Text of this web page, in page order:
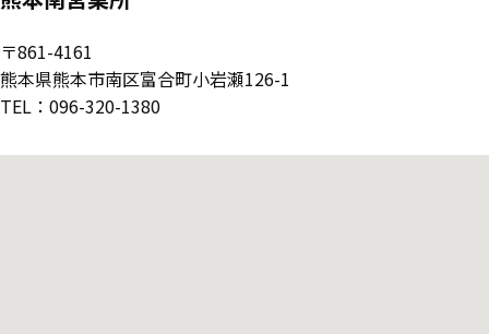
〒861-4161
熊本県熊本市南区富合町小岩瀬126-1
TEL：096-320-1380